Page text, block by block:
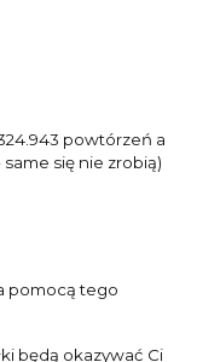
powtórzeń a
się nie zrobią)
pomocą tego
będą okazywać Ci